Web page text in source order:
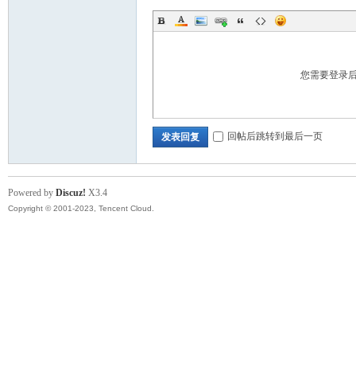
您需要登录
发表回复 回帖后跳转到最后一页
Powered by Discuz! X3.4
Copyright © 2001-2023, Tencent Cloud.